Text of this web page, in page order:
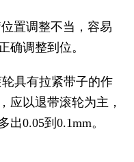
置调整不当，容易
确调整到位。
具有拉紧带子的作
应以退带滚轮为主，
0.05到0.1mm。